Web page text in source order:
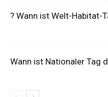
? Wann ist Welt-Habitat-
Wann ist Nationaler Tag